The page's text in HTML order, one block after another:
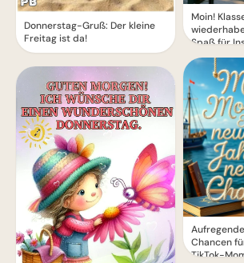
Donnerstag-Gruß: Der kleine
Freitag ist da!
Moin!
Spaß für
Chancen
TikTok-